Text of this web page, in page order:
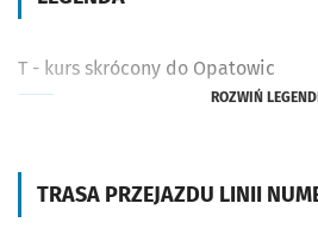
TRASA PRZEJAZDU LINII
T - kurs skrócony do Opatowic
ROZWIŃ